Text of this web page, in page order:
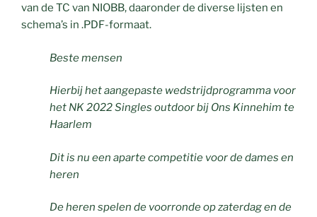
van de TC van NIOBB, daaronder de diverse lijsten en
schema’s in .PDF-formaat.
Beste mensen
Hierbij het aangepaste wedstrijdprogramma voor
het NK 2022 Singles outdoor bij Ons Kinnehim te
Haarlem
Dit is nu een aparte competitie voor de dames en
heren
De heren spelen de voorronde op zaterdag en de